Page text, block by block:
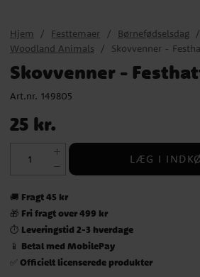
Hjem Festtemaer
Børnefødselsdag
Woodland Animals
Skovvenner -
Skovvenner -
Art.nr. 149805
Pris 25 kr.
25 kr.
LÆG I
🚚 Fragt 45 kr
🎁 Fri fragt over 499 kr
⏱️ Leveringstid 2-3 hverdage
📱 Betal med MobilePay
✅ Officielt licenserede produkter